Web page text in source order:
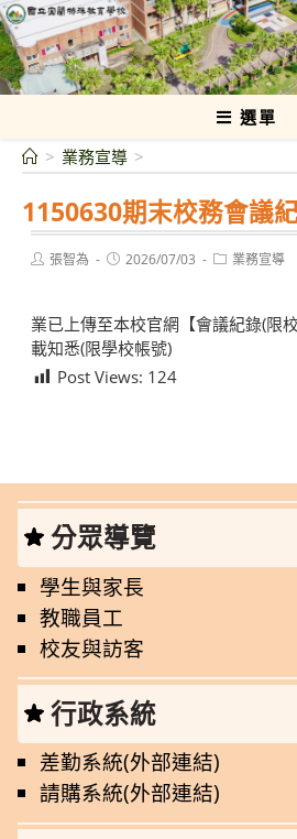
跳
轉
至
主
國立宜蘭特殊教育學校
選單
1150630期末校務會議
> 業務宣導 >
Post張智為
Post2026/07/03
Post業務宣導
業已上傳至本校官網【會議紀錄(限
載知悉(限學校帳號)
Post Views: 124
分眾導覽
學生與家長
教職員工
校友與訪客
行政系統
差勤系統(外部連結)
請購系統(外部連結)